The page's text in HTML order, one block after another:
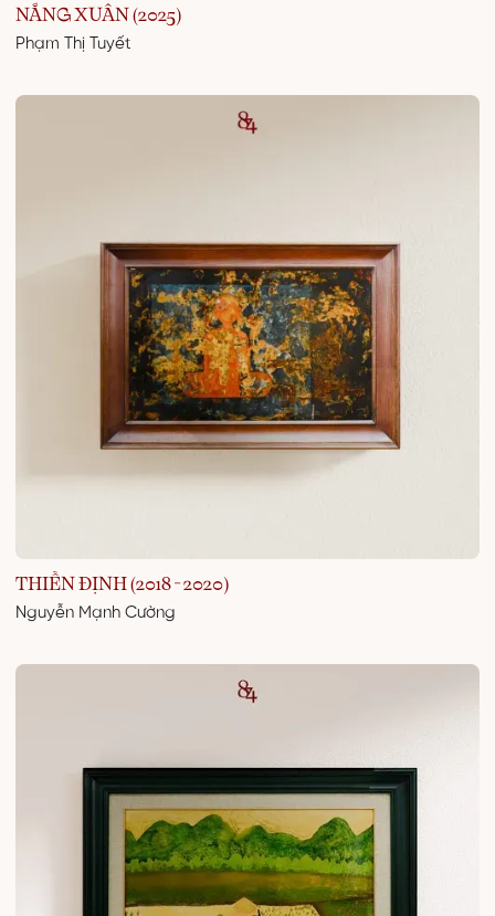
NẮNG XUÂN (2025)
Phạm Thị Tuyết
THIỀN ĐỊNH (2018 - 2020)
Nguyễn Mạnh Cường